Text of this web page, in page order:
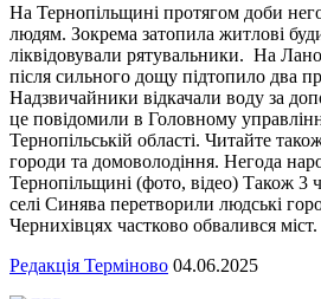
На Тернопільщині протягом доби
людям. Зокрема затопила житлові
ліквідовували рятувальники. На
після сильного дощу підтопило два
Надзвичайники відкачали воду за
це повідомили в Головному
Тернопільській області. Читайте
городи та домоволодіння. Негода
Тернопільщині (фото, відео) Також 3
селі Синява перетворили людські
Чернихівцях частково обвалився міст.
Редакція Терміново 04.06.2025